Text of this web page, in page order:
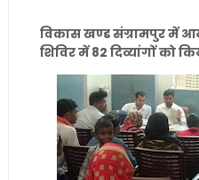
विकास खण्ड संग्रामपुर में
शिविर में 82 दिव्यांगों को